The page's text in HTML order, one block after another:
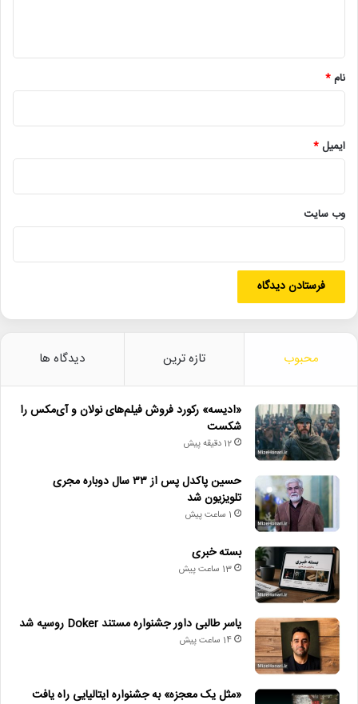
نام*
ایمیل*
وب‌ سایت
محبوب تازه ترین دیدگاه ها
«ادیسه» رکورد فروش فیلم‌های نولان و آی‌مکس را
شکست
12 دقیقه پیش
حسین پاکدل پس از ۳۳ سال دوباره مجری
تلویزیون شد
1 ساعت پیش
بسته خبری
13 ساعت پیش
یاسر طالبی داور جشنواره مستند Doker روسیه شد
14 ساعت پیش
«مثل یک معجزه» به جشنواره ایتالیایی راه یافت